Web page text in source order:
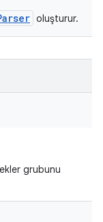
oluşturur.
grubunu